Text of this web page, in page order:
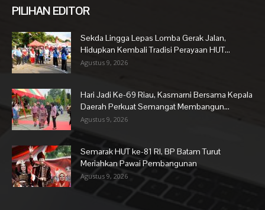
PILIHAN EDITOR
Sekda Lingga Lepas Lomba Gerak Jalan,
Hidupkan Kembali Tradisi Perayaan HUT...
Agustus 9, 2026
Hari Jadi Ke-69 Riau, Kasmarni Bersama Kepala
Daerah Perkuat Semangat Membangun...
Agustus 9, 2026
Semarak HUT ke-81 RI, BP Batam Turut
Meriahkan Pawai Pembangunan
Agustus 9, 2026